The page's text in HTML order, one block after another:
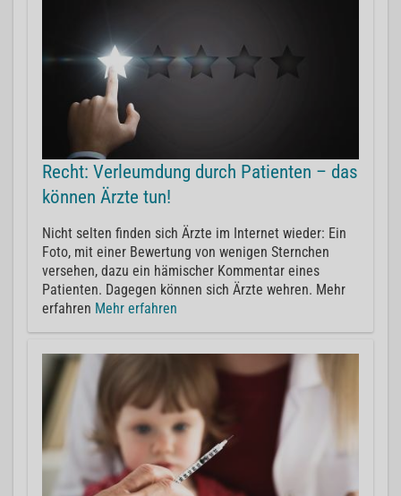
Recht: Verleumdung durch Patienten – das
können Ärzte tun!
Nicht selten finden sich Ärzte im Internet wieder: Ein
Foto, mit einer Bewertung von wenigen Sternchen
versehen, dazu ein hämischer Kommentar eines
Patienten. Dagegen können sich Ärzte wehren. Mehr
erfahren Mehr erfahren